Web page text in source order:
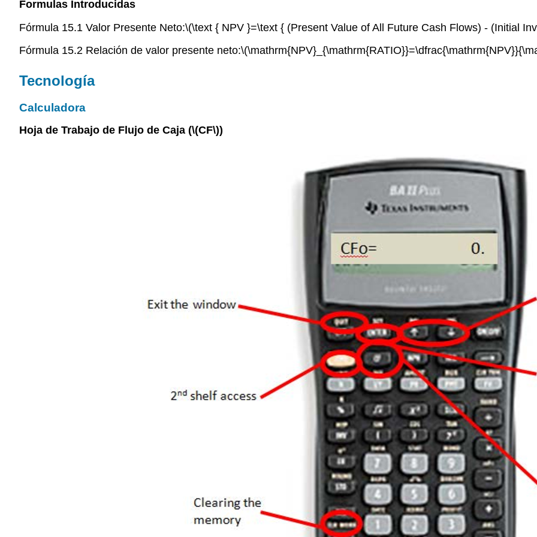
Formulas Introducidas
Fórmula 15.1 Valor Presente Neto:\(\text { NPV }=\text { (Present Value of All Future Cash Flows) - (Initial
Fórmula 15.2 Relación de valor presente neto:
Tecnología
Calculadora
Hoja de Trabajo de Flujo de Caja (\(CF\))